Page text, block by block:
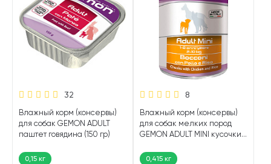
32
Влажный корм (консервы)
для собак GEMON ADULT
паштет говядина (150 гр)
0,15 кг
8
Влажный корм (консервы)
для собак мелких пород
GEMON ADULT MINI кусочки
0,415 кг